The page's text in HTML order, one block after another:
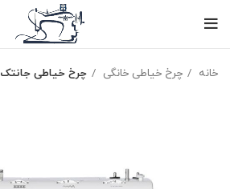
خانه چرخ خیاطی خانگی چرخ خیاطی جانتک